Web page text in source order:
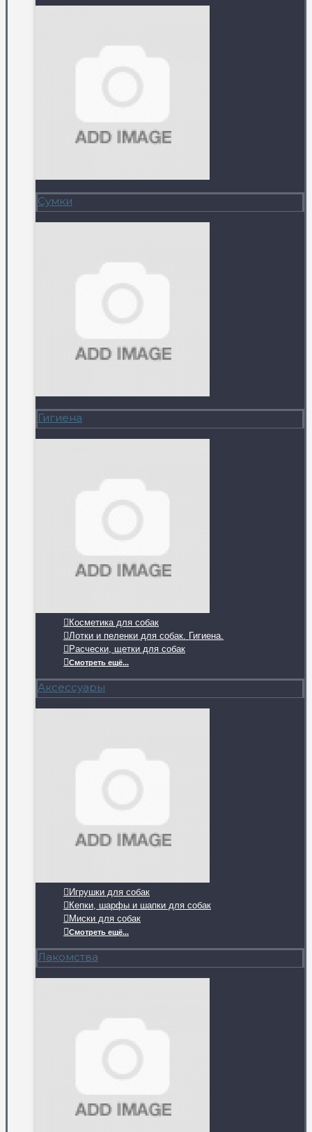
Сумки
Гигиена
Косметика для собак
Лотки и пеленки для собак. Гигиена.
Расчески, щетки для собак
Смотреть ещё...
Аксессуары
Игрушки для собак
Кепки, шарфы и шапки для собак
Миски для собак
Смотреть ещё...
Лакомства